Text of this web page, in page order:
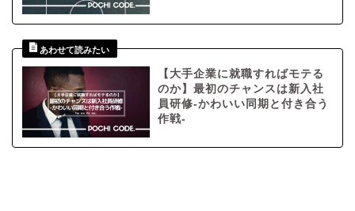
【大手企業に就職すればモテる
のか】最初のチャンスは新入社
員研修-かわいい同期と付き合う
作戦-